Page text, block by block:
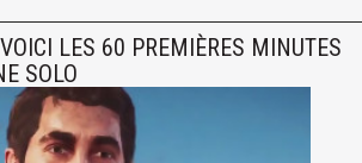
LES 60 PREMIÈRES MINUTES
SOLO